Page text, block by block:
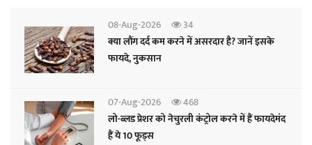
08-Aug-2026
34
क्या लौंग दर्द कम करने में असरदार है? जानें इसके
फायदे, नुकसान
07-Aug-2026
468
लो-ब्लड प्रेशर को नेचुरली कंट्रोल करने में हैं फायदेमंद
हैं ये 10 फूड्स